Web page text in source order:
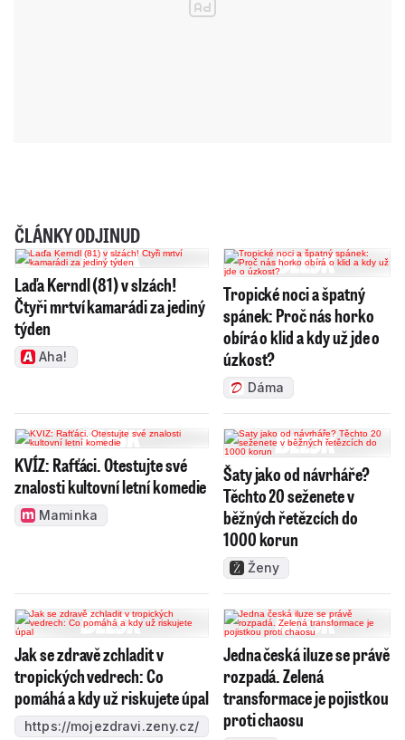
ČLÁNKY ODJINUD
Laďa Kerndl (81) v slzách!
Čtyři mrtví kamarádi za jediný
týden
Aha!
Tropické noci a špatný
spánek: Proč nás horko
obírá o klid a kdy už jde o
úzkost?
Dáma
KVÍZ: Rafťáci. Otestujte své
znalosti kultovní letní komedie
Maminka
Šaty jako od návrháře?
Těchto 20 seženete v
běžných řetězcích do
1000 korun
Ženy
Jak se zdravě zchladit v
tropických vedrech: Co
pomáhá a kdy už riskujete úpal
https://mojezdravi.zeny.cz/
Jedna česká iluze se právě
rozpadá. Zelená
transformace je pojistkou
proti chaosu